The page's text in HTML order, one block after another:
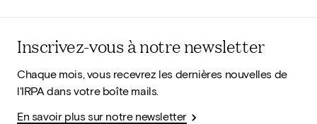
Inscrivez-vous à notre newsletter
Chaque mois, vous recevrez les dernières nouvelles de
l'IRPA dans votre boîte mails.
En savoir plus sur notre newsletter